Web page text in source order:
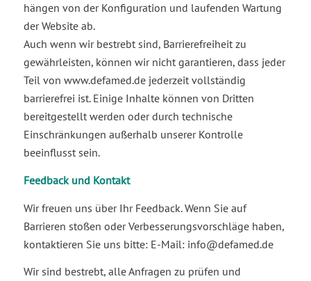
hängen von der Konfiguration und laufenden Wartung
der Website ab.
Auch wenn wir bestrebt sind, Barrierefreiheit zu
gewährleisten, können wir nicht garantieren, dass jeder
Teil von www.defamed.de jederzeit vollständig
barrierefrei ist. Einige Inhalte können von Dritten
bereitgestellt werden oder durch technische
Einschränkungen außerhalb unserer Kontrolle
beeinflusst sein.
Feedback und Kontakt
Wir freuen uns über Ihr Feedback. Wenn Sie auf
Barrieren stoßen oder Verbesserungsvorschläge haben,
kontaktieren Sie uns bitte: E-Mail: info@defamed.de
Wir sind bestrebt, alle Anfragen zu prüfen und